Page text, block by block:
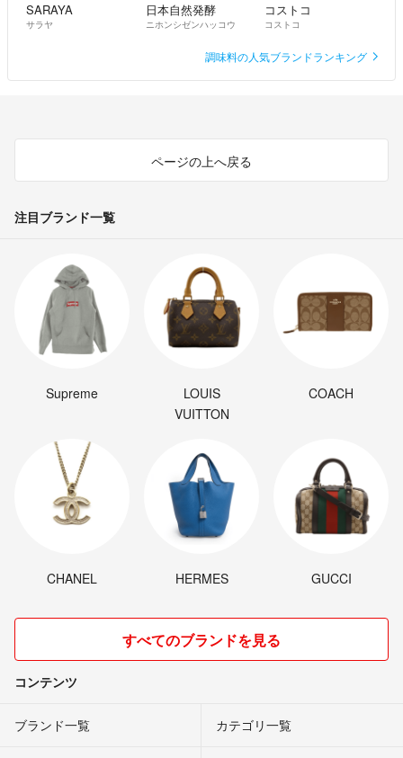
SARAYA
サラヤ
日本自然発酵
ニホンシゼンハッコウ
コストコ
コストコ
調味料の人気ブランドランキング
ページの上へ戻る
注目ブランド一覧
Supreme
LOUIS
VUITTON
COACH
CHANEL HERMES GUCCI
すべてのブランドを見る
コンテンツ
ブランド一覧 カテゴリ一覧